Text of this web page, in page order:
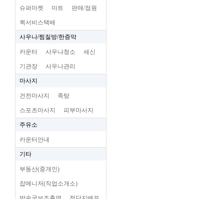
슈퍼마켓 마트 판매/점원
퀵서비스택배
사우나/찜질방/한증막
카운터 사우나청소 세신
기관장 사우나관리
마사지
건전마사지 족탕
스포츠마사지 피부마사지
주유소
카운터안내
기타
부동산(중개인)
잡메니저(직업소개소)